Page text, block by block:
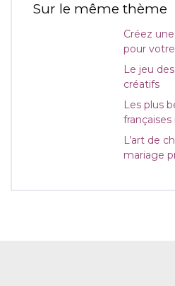
Sur le même thème
Créez
pour
Le jeu
créatifs
Les plus
L’art de
mariage